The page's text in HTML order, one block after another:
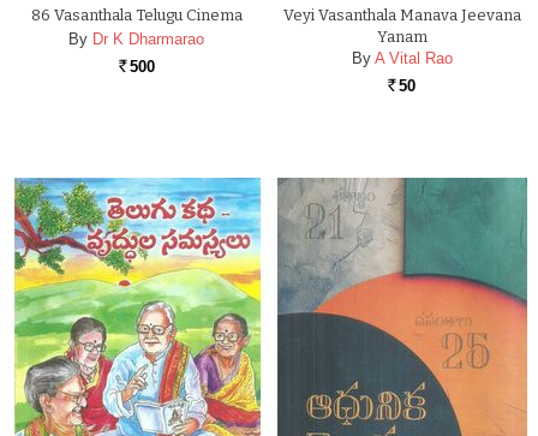
86 Vasanthala Telugu Cinema
By Dr K Dharmarao
Rs. 500
Veyi Vasanthala Manava Jeevana
Yanam
By A Vital Rao
Rs. 50